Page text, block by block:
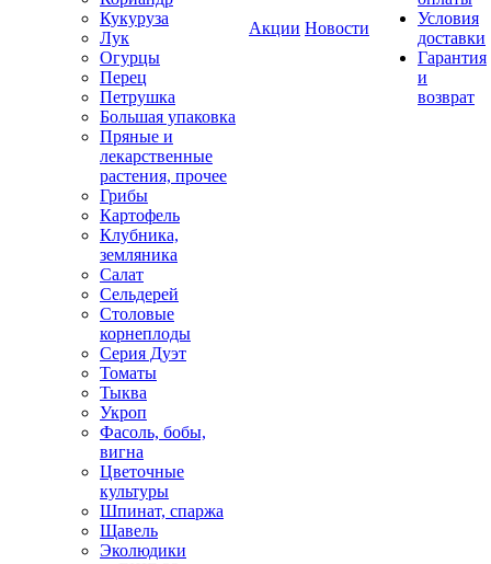
Кукуруза
Лук
Огурцы
Перец
Петрушка
Большая упаковка
Пряные и
лекарственные
растения, прочее
Грибы
Картофель
Клубника,
земляника
Салат
Сельдерей
Столовые
корнеплоды
Серия Дуэт
Томаты
Тыква
Укроп
Фасоль, бобы,
вигна
Цветочные
культуры
Шпинат, спаржа
Щавель
Эколюдики
Акции Новости
Условия
доставки
Гарантия
и
возврат